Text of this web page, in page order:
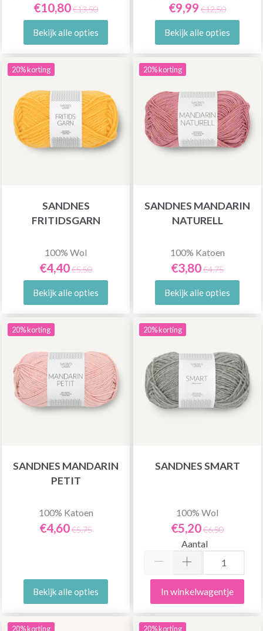
€10,80€13,50
Bekijk alle opties
€9,99 €12,50
Bekijk alle opties
20% korting
SANDNES
FRITIDSGARN
100% Wol
€4,40€5,50
Bekijk alle opties
20% korting
SANDNES MANDARIN
NATURELL
100% Katoen
€3,80€4,75
Bekijk alle opties
20% korting
SANDNES MANDARIN
PETIT
100% Katoen
€4,60€5,75
Bekijk alle opties
20% korting
SANDNES SMART
100% Wol
€5,20€6,50
Aantal
In winkelwagentje
20% korting 20% korting